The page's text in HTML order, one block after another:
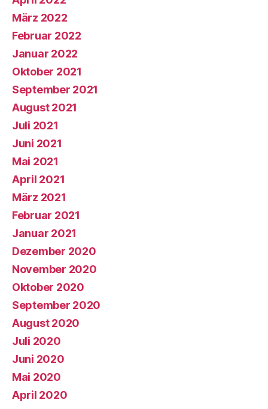
März 2022
Februar 2022
Januar 2022
Oktober 2021
September 2021
August 2021
Juli 2021
Juni 2021
Mai 2021
April 2021
März 2021
Februar 2021
Januar 2021
Dezember 2020
November 2020
Oktober 2020
September 2020
August 2020
Juli 2020
Juni 2020
Mai 2020
April 2020